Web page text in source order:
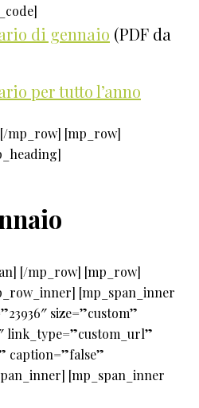
di gennaio (PDF da
per tutto l’anno
mp_row] [mp_row]
[/mp_row] [mp_row]
[mp_span_inner
size=”custom”
link_type=”custom_url”
caption=”false”
[mp_span_inner